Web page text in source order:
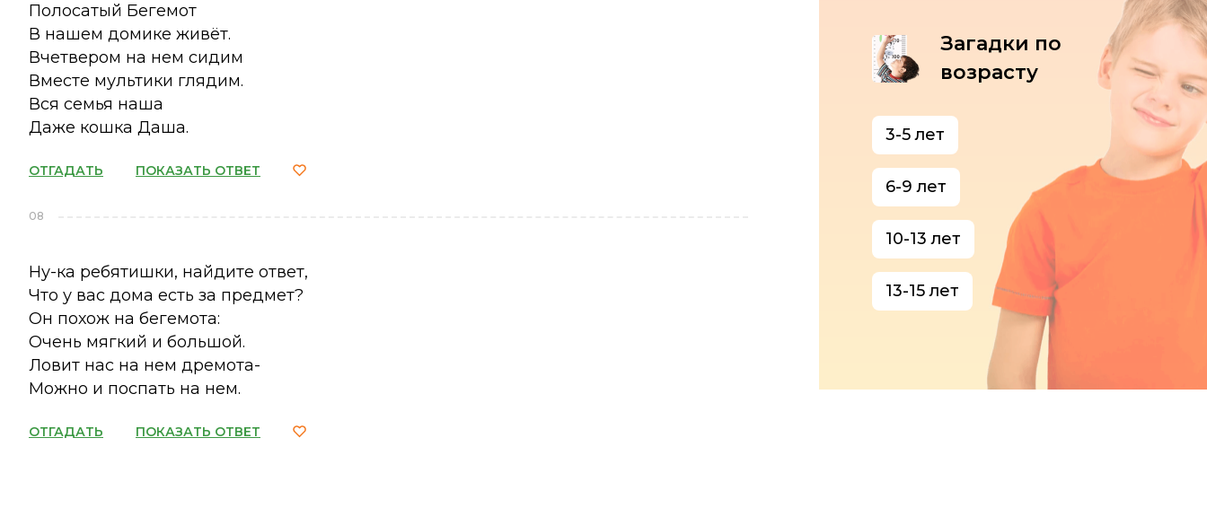
Полосатый Бегемот
В нашем домике живёт.
Вчетвером на нем сидим
Вместе мультики глядим.
Вся семья наша
Даже кошка Даша.
ОТГАДАТЬ ПОКАЗАТЬ ОТВЕТ
08
Ну-ка ребятишки, найдите ответ,
Что у вас дома есть за предмет?
Он похож на бегемота:
Очень мягкий и большой.
Ловит нас на нем дремота-
Можно и поспать на нем.
ОТГАДАТЬ ПОКАЗАТЬ ОТВЕТ
Загадки по
возрасту
3-5 лет
6-9 лет
10-13 лет
13-15 лет